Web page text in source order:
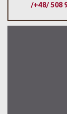
/+48/ 508